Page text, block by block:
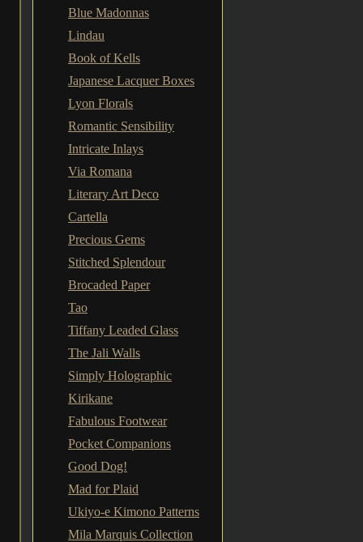
Blue Madonnas
Lindau
Book of Kells
Japanese Lacquer Boxes
Lyon Florals
Romantic Sensibility
Intricate Inlays
Via Romana
Literary Art Deco
Cartella
Precious Gems
Stitched Splendour
Brocaded Paper
Tao
Tiffany Leaded Glass
The Jali Walls
Simply Holographic
Kirikane
Fabulous Footwear
Pocket Companions
Good Dog!
Mad for Plaid
Ukiyo-e Kimono Patterns
Mila Marquis Collection